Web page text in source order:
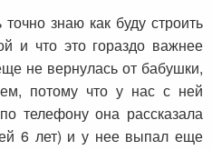
знаю как буду строить
и что это гораздо важнее
не вернулась от бабушки,
потому что у нас с ней
телефону она рассказала
6 лет) и у нее выпал еще